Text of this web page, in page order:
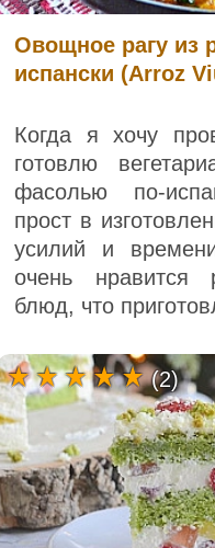
Овощное рагу из
испански (Arroz
Когда я хочу
готовлю
фасолью по-
прост в
усилий и
очень нравится
блюд, что
(2)